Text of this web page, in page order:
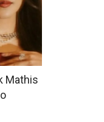
Mathis